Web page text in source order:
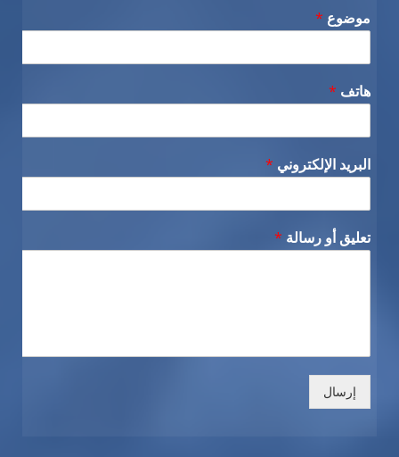
موضوع *
هاتف *
البريد الإلكتروني *
تعليق أو رسالة *
إرسال